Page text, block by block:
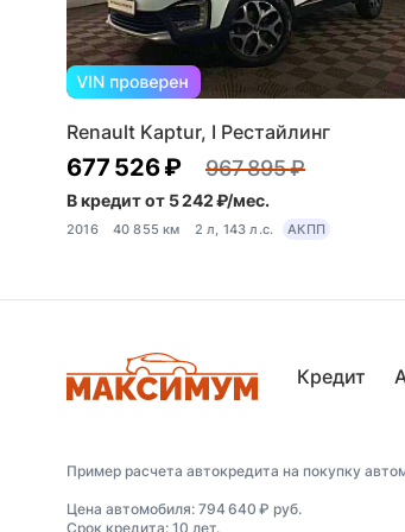
Renault Kaptur, I Рестайлинг
677 526 ₽ 967 895 ₽
В кредит от 5 242 ₽/мес.
2016 40 855 км 2 л, 143 л.с. АКПП
Кредит
Пример расчета автокредита на покупку
Цена автомобиля: 794 640 ₽ руб.
Срок кредита: 10 лет.